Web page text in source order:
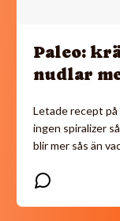
Paleo:
nudlar
Letade recept
ingen spiralizer
blir mer sås än